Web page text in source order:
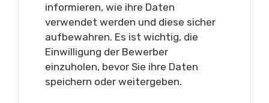
informieren, wie ihre Daten
verwendet werden und diese sicher
aufbewahren. Es ist wichtig, die
Einwilligung der Bewerber
einzuholen, bevor Sie ihre Daten
speichern oder weitergeben.